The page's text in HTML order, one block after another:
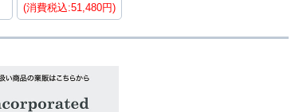
(消費税込:51,480円)